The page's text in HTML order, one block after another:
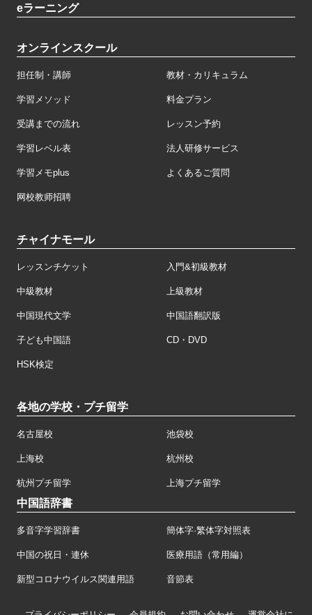
eラーニング
オンラインスクール
担任制・講師 教材・カリキュラム
学習メソッド 料金プラン
受講までの流れ レッスン予約
学習レベル表 法人研修サービス
学習メモplus よくあるご質問
网校教师招聘
チャイナモール
レッスンチケット 入門&初級教材
中級教材 上級教材
中国現代文学 中国語翻訳版
子ども中国語 CD・DVD
HSK検定
各地の学校・プチ留学
名古屋校 池袋校
上海校 杭州校
杭州プチ留学 上海プチ留学
中国語辞書
多音字学習辞書 簡体字·繁体字対照表
中国の祝日・連休 医療用語（常用編）
新型コロナウイルス関連用語 音節表